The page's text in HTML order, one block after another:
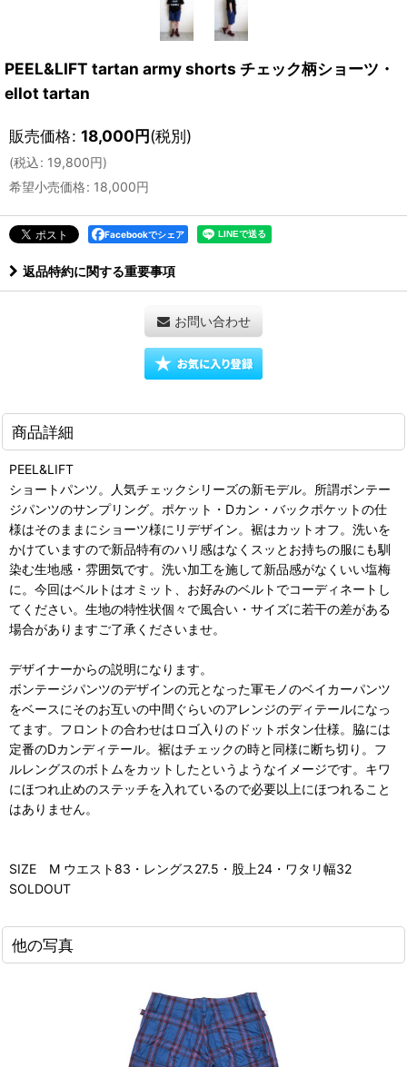
PEEL&LIFT tartan army shorts チェック柄ショーツ・
ellot tartan
販売価格: 18,000円(税別)
(税込: 19,800円)
希望小売価格: 18,000円
Facebookでシェア
返品特約に関する重要事項
お問い合わせ
商品詳細
PEEL&LIFT
ショートパンツ。人気チェックシリーズの新モデル。所謂ボンテー
ジパンツのサンプリング。ポケット・Dカン・バックポケットの仕
様はそのままにショーツ様にリデザイン。裾はカットオフ。洗いを
かけていますので新品特有のハリ感はなくスッとお持ちの服にも馴
染む生地感・雰囲気です。洗い加工を施して新品感がなくいい塩梅
に。今回はベルトはオミット、お好みのベルトでコーディネートし
てください。生地の特性状個々で風合い・サイズに若干の差がある
場合がありますご了承くださいませ。
デザイナーからの説明になります。
ボンテージパンツのデザインの元となった軍モノのベイカーパンツ
をベースにそのお互いの中間ぐらいのアレンジのディテールになっ
てます。フロントの合わせはロゴ入りのドットボタン仕様。脇には
定番のDカンディテール。裾はチェックの時と同様に断ち切り。フ
ルレングスのボトムをカットしたというようなイメージです。キワ
にほつれ止めのステッチを入れているので必要以上にほつれること
はありません。
SIZE M ウエスト83・レングス27.5・股上24・ワタリ幅32
SOLDOUT
他の写真